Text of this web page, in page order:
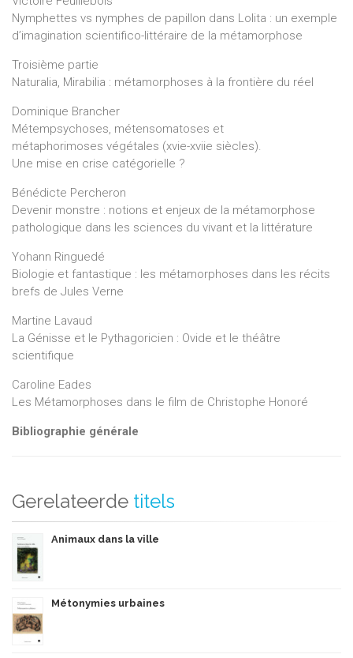
Nymphettes vs nymphes de papillon dans Lolita : un exemple
d’imagination scientifico-littéraire de la métamorphose
Troisième partie
Naturalia, Mirabilia : métamorphoses à la frontière du réel
Dominique Brancher
Métempsychoses, métensomatoses et
métaphorimoses végétales (xvie-xviie siècles).
Une mise en crise catégorielle ?
Bénédicte Percheron
Devenir monstre : notions et enjeux de la métamorphose
pathologique dans les sciences du vivant et la littérature
Yohann Ringuedé
Biologie et fantastique : les métamorphoses dans les récits
brefs de Jules Verne
Martine Lavaud
La Génisse et le Pythagoricien : Ovide et le théâtre
scientifique
Caroline Eades
Les Métamorphoses dans le film de Christophe Honoré
Bibliographie générale
Gerelateerde titels
Animaux dans la ville
Métonymies urbaines